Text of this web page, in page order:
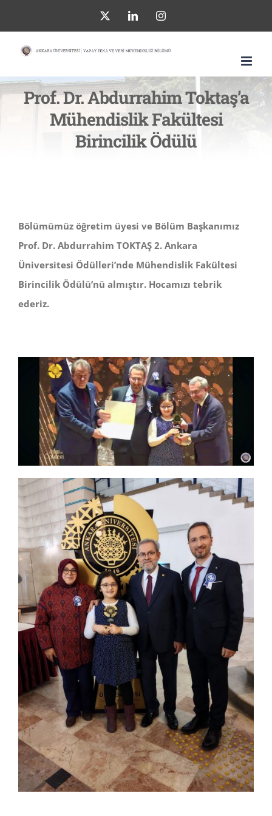
to
content
LinkedInInstagram
Prof. Dr. Abdurrahim Toktaş’a
Mühendislik Fakültesi
Birincilik Ödülü
Bölümümüz öğretim üyesi ve Bölüm Başkanımız
Prof. Dr. Abdurrahim TOKTAŞ 2. Ankara
Üniversitesi Ödülleri’nde Mühendislik Fakültesi
Birincilik Ödülü’nü almıştır. Hocamızı tebrik
ederiz.